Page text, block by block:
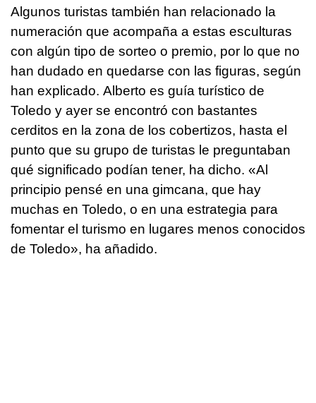
Algunos turistas también han relacionado la
numeración que acompaña a estas esculturas
con algún tipo de sorteo o premio, por lo que no
han dudado en quedarse con las figuras, según
han explicado. Alberto es guía turístico de
Toledo y ayer se encontró con bastantes
cerditos en la zona de los cobertizos, hasta el
punto que su grupo de turistas le preguntaban
qué significado podían tener, ha dicho. «Al
principio pensé en una gimcana, que hay
muchas en Toledo, o en una estrategia para
fomentar el turismo en lugares menos conocidos
de Toledo», ha añadido.